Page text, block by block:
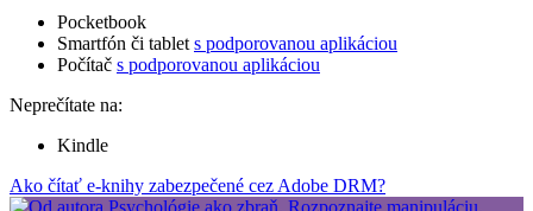
Pocketbook
Smartfón či tablet s podporovanou aplikáciou
Počítač s podporovanou aplikáciou
Neprečítate na:
Kindle
Ako čítať e-knihy zabezpečené cez Adobe DRM?